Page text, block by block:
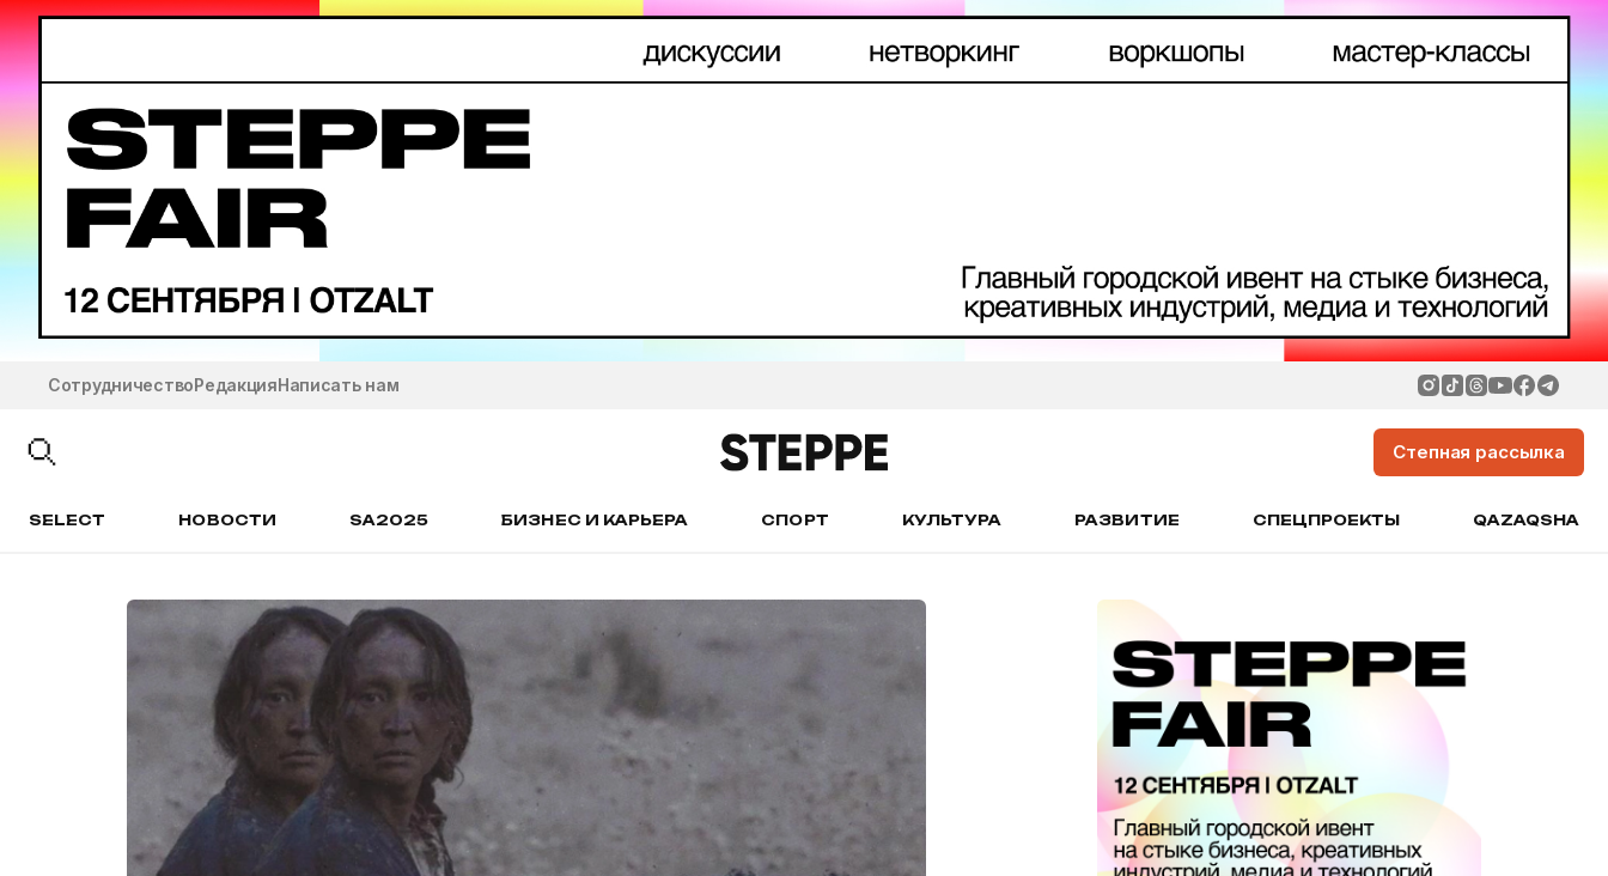
СотрудничествоРедакцияНаписать нам
Степная рассылка
SELECT НОВОСТИ SA2025 БИЗНЕС И КАРЬЕРА СПОРТ КУЛЬТУРА РАЗВИТИЕ СПЕЦПРОЕКТЫ QAZAQSHA